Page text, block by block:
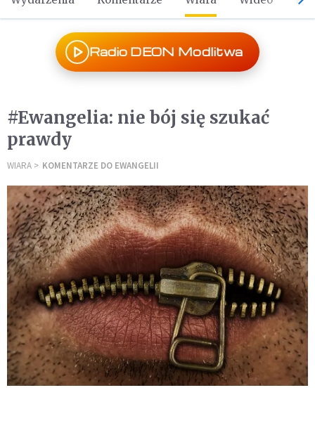
Radio DEON Modlitwa
#Ewangelia: nie bój się szukać
prawdy
WIARA KOMENTARZE DO EWANGELII